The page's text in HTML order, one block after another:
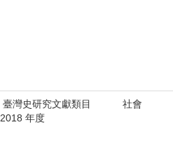
臺灣史研究文獻類目
2018 年度
社會